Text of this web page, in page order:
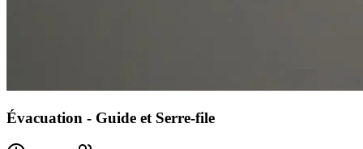
Évacuation - Guide et Serre-file